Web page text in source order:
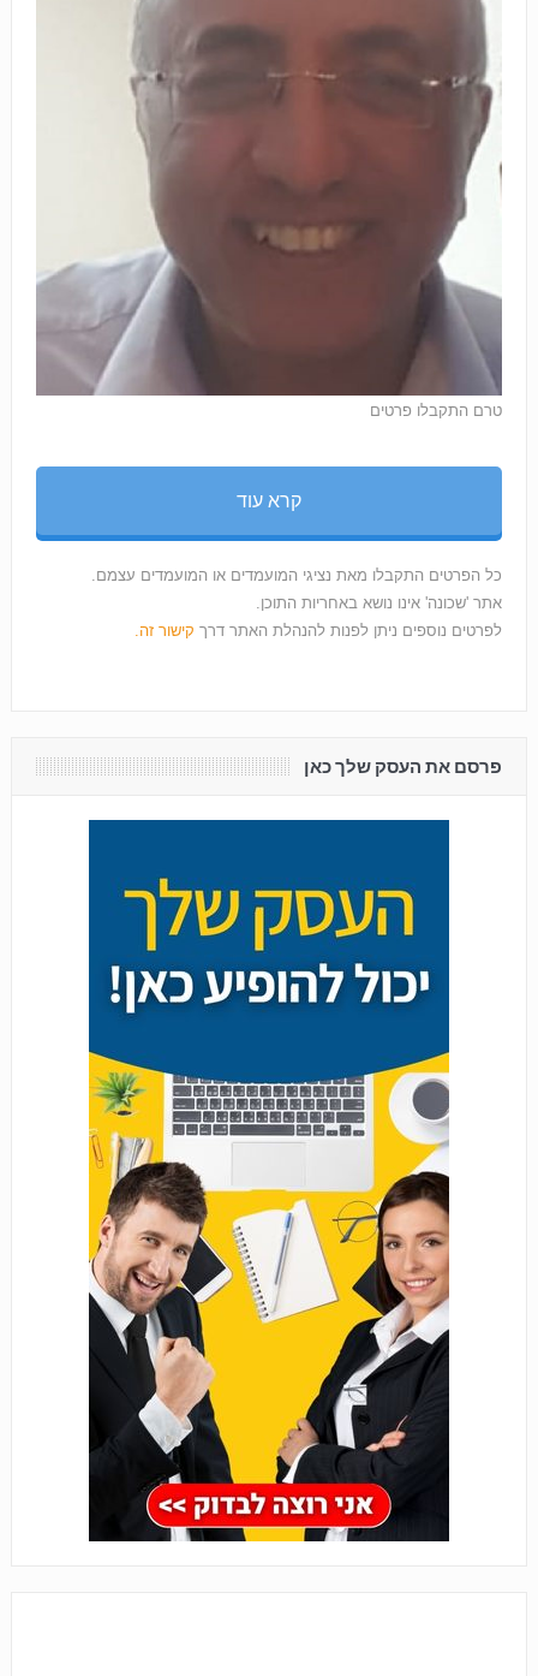
טרם התקבלו פרטים
קרא עוד
כל הפרטים התקבלו מאת נציגי המועמדים או המועמדים עצמם.
אתר 'שכונה' אינו נושא באחריות התוכן.
לפרטים נוספים ניתן לפנות להנהלת האתר דרךקישור זה.
פרסם את העסק שלך כאן